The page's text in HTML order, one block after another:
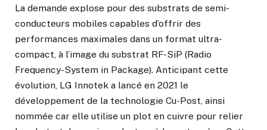
La demande explose pour des substrats de semi-
conducteurs mobiles capables d’offrir des
performances maximales dans un format ultra-
compact, à l’image du substrat RF-SiP (Radio
Frequency-System in Package). Anticipant cette
évolution, LG Innotek a lancé en 2021 le
développement de la technologie Cu-Post, ainsi
nommée car elle utilise un plot en cuivre pour relier